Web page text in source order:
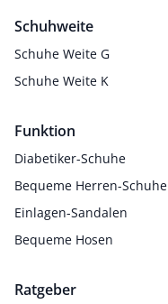
Schuhweite
Schuhe Weite G
Schuhe Weite K
Funktion
Diabetiker-Schuhe
Bequeme Herren-Schuhe
Einlagen-Sandalen
Bequeme Hosen
Ratgeber